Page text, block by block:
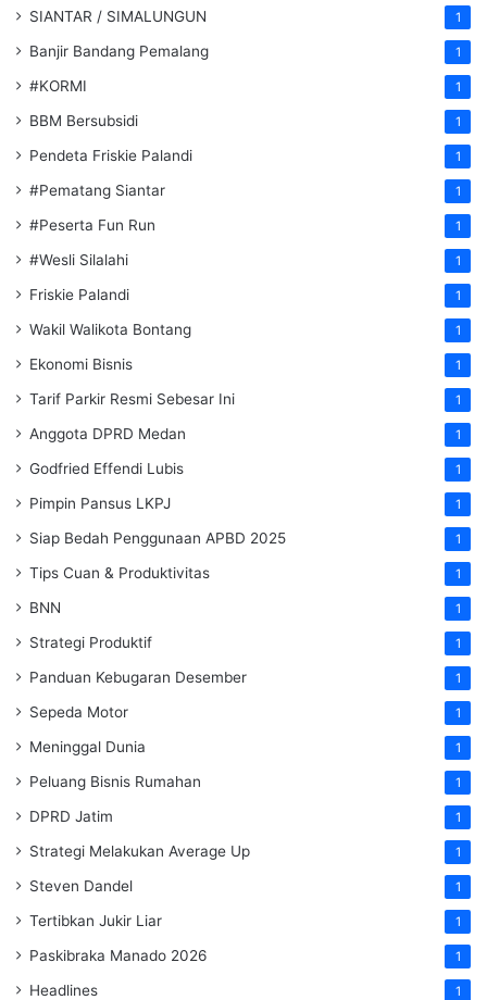
SIANTAR / SIMALUNGUN 1
Banjir Bandang Pemalang 1
#KORMI 1
BBM Bersubsidi 1
Pendeta Friskie Palandi 1
#Pematang Siantar 1
#Peserta Fun Run 1
#Wesli Silalahi 1
Friskie Palandi 1
Wakil Walikota Bontang 1
Ekonomi Bisnis 1
Tarif Parkir Resmi Sebesar Ini 1
Anggota DPRD Medan 1
Godfried Effendi Lubis 1
Pimpin Pansus LKPJ 1
Siap Bedah Penggunaan APBD 2025 1
Tips Cuan & Produktivitas 1
BNN 1
Strategi Produktif 1
Panduan Kebugaran Desember 1
Sepeda Motor 1
Meninggal Dunia 1
Peluang Bisnis Rumahan 1
DPRD Jatim 1
Strategi Melakukan Average Up 1
Steven Dandel 1
Tertibkan Jukir Liar 1
Paskibraka Manado 2026 1
Headlines 1